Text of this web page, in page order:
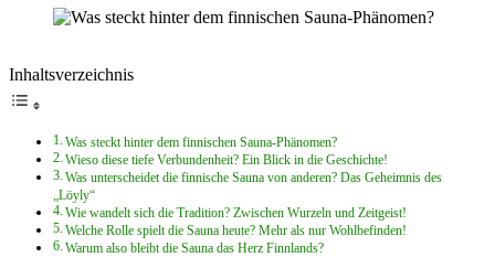
Inhaltsverzeichnis
Was steckt hinter dem finnischen Sauna-Phänomen?
Wieso diese tiefe Verbundenheit? Ein Blick in die Geschichte!
Was unterscheidet die finnische Sauna von anderen? Das Geheimnis des
„Löyly“
Wie wandelt sich die Tradition? Zwischen Wurzeln und Zeitgeist!
Welche Rolle spielt die Sauna heute? Mehr als nur Wohlbefinden!
Warum also bleibt die Sauna das Herz Finnlands?